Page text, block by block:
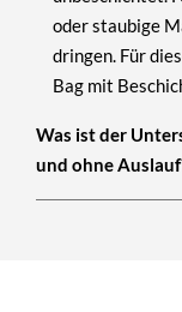
oder staubige
dringen. Für
Bag mit
Was ist der
und ohne